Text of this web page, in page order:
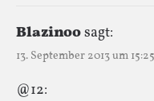
Blazinoosagt:
13. September 2013 um
@12: